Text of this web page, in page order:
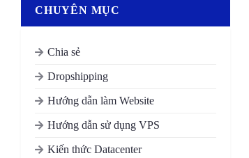
CHUYÊN MỤC
Chia sẻ
Dropshipping
Hướng dẫn làm Website
Hướng dẫn sử dụng VPS
Kiến thức Datacenter